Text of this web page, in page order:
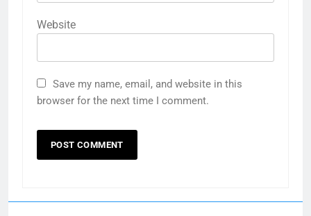
Website
Save my name, email, and website in this
browser for the next time I comment.